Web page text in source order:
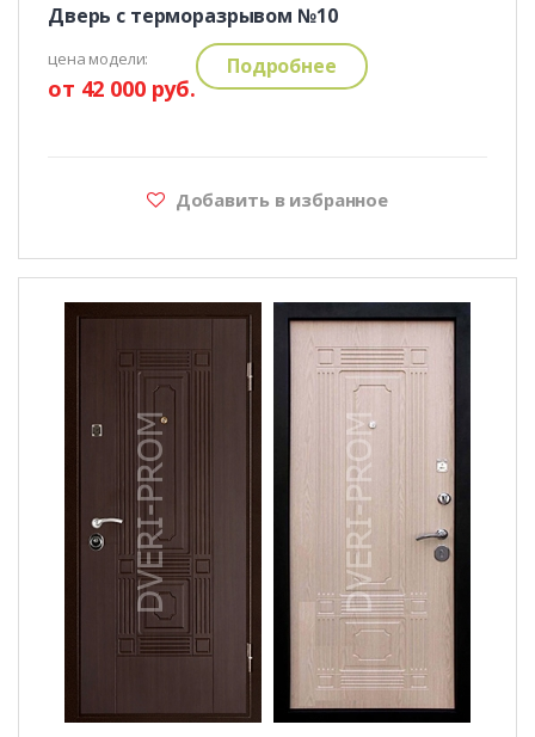
Дверь с терморазрывом №10
цена модели:
от 42 000 руб.
Подробнее
Добавить в избранное